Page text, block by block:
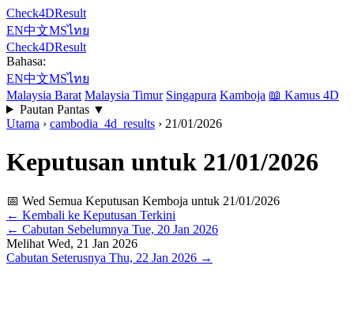
Check4DResult
EN中文MSไทย
Check4DResult
Bahasa:
EN中文MSไทย
Malaysia Barat Malaysia Timur Singapura Kamboja 📖 Kamus 4D
Pautan Pantas ▼
Utama › cambodia_4d_results › 21/01/2026
Keputusan untuk 21/01/2026
📅 Wed Semua Keputusan Kemboja untuk 21/01/2026
← Kembali ke Keputusan Terkini
← Cabutan Sebelumnya Tue, 20 Jan 2026
Melihat Wed, 21 Jan 2026
Cabutan Seterusnya Thu, 22 Jan 2026 →